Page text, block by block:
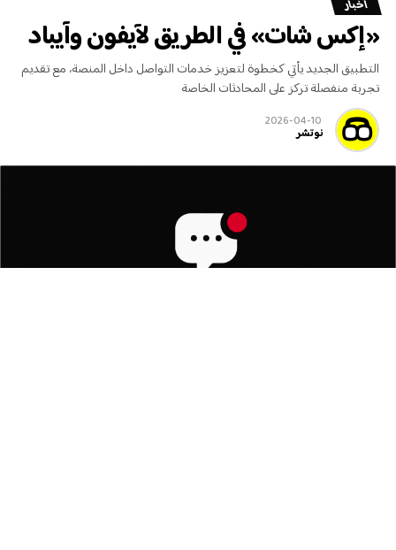
أخبار
«إكس شات» في الطريق لآيفون وآيباد
التطبيق الجديد يأتي كخطوة لتعزيز خدمات التواصل داخل المنصة، مع تقديم
تجربة منفصلة تركز على المحادثات الخاصة
2026-04-10
نوتشر